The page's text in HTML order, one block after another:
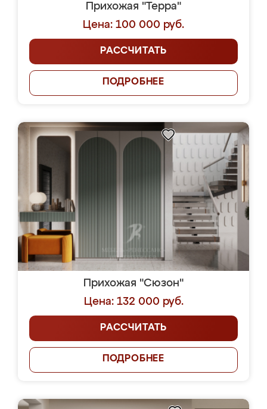
Прихожая "Терра"
Цена: 100 000 руб.
РАССЧИТАТЬ
ПОДРОБНЕЕ
Прихожая "Сюзон"
Цена: 132 000 руб.
РАССЧИТАТЬ
ПОДРОБНЕЕ